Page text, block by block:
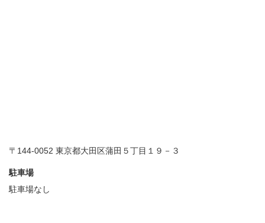
〒144-0052 東京都大田区蒲田５丁目１９－３
駐車場
駐車場なし